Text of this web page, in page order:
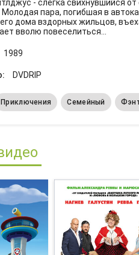
- слегка свихнувшийся
Молодая пара, погибшая в
дома вздорных жильцов,
вволю повеселиться...
1989
DVDRIP
Приключения Семейный